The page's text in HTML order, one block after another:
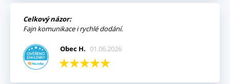
Celkový názor:
Fajn komunikace i rychlé dodání.
Obec H. 01.06.2026